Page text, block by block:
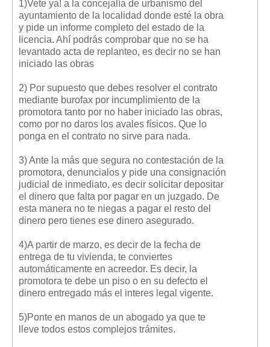
1)Vete ya! a la concejalía de urbanismo del
ayuntamiento de la localidad donde esté la obra
y pide un informe completo del estado de la
licencia. Ahí podrás comprobar que no se ha
levantado acta de replanteo, es decir no se han
iniciado las obras
2) Por supuesto que debes resolver el contrato
mediante burofax por incumplimiento de la
promotora tanto por no haber iniciado las obras,
como por no daros los avales físicos. Que lo
ponga en el contrato no sirve para nada.
3) Ante la más que segura no contestación de la
promotora, denuncialos y pide una consignación
judicial de inmediato, es decir solicitar depositar
el dinero que falta por pagar en un juzgado. De
esta manera no te niegas a pagar el resto del
dinero pero tienes ese dinero asegurado.
4)A partir de marzo, es decir de la fecha de
entrega de tu vivienda, te conviertes
automáticamente en acreedor. Es decir, la
promotora te debe un piso o en su defecto el
dinero entregado más el interes legal vigente.
5)Ponte en manos de un abogado ya que te
lleve todos estos complejos trámites.